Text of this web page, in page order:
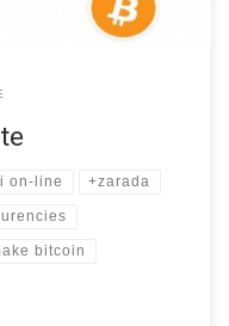
on-line +zarada
bitcoin